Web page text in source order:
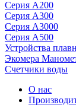
Серия А200
Серия А300
Серия А3000
Серия А500
Устройства
Экомера
Счетчики воды
О нас